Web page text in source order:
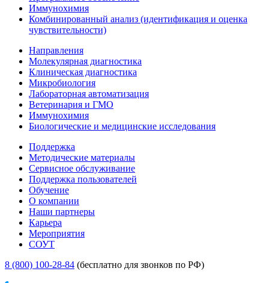
Иммунохимия
Комбинированный анализ (идентификация и оценка
чувствительности)
Направления
Молекулярная диагностика
Клиническая диагностика
Микробиология
Лабораторная автоматизация
Ветеринария и ГМО
Иммунохимия
Биологические и медицинские исследования
Поддержка
Методические материалы
Сервисное обслуживание
Поддержка пользователей
Обучение
О компании
Наши партнеры
Карьера
Мероприятия
СОУТ
8 (800) 100-28-84 (бесплатно для звонков по РФ)